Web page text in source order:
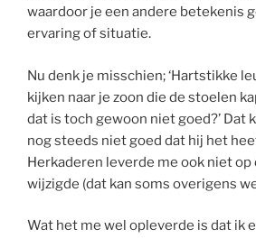
waardoor je een andere betekenis
ervaring of situatie.
Nu denk je misschien; ‘Hartstikke
kijken naar je zoon die de stoelen
dat is toch gewoon niet goed?’ Dat
nog steeds niet goed dat hij het
Herkaderen leverde me ook niet
wijzigde (dat kan soms overigens
Wat het me wel opleverde is dat ik